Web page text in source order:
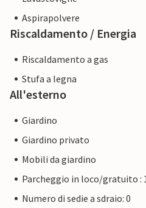
Aspirapolvere
Riscaldamento / Energia
Riscaldamento a gas
Stufa a legna
All'esterno
Giardino
Giardino privato
Mobili da giardino
Parcheggio in loco/gratuito :
Numero di sedie a sdraio: 0